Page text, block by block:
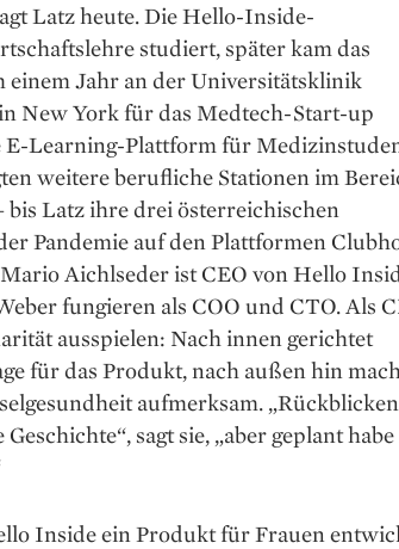
Latz heute. Die Hello-Inside-
studiert, später kam das
Jahr an der Universitätsklinik
New York für das Medtech-Start-up
E-Learning-Plattform für
weitere berufliche Stationen im
bis Latz ihre drei österreichischen
Pandemie auf den Plattformen
Aichlseder ist CEO von Hello
fungieren als COO und CTO. Als
ausspielen: Nach innen gerichtet
für das Produkt, nach außen hin
aufmerksam.
sagt sie, „aber geplant
Inside ein Produkt für Frauen